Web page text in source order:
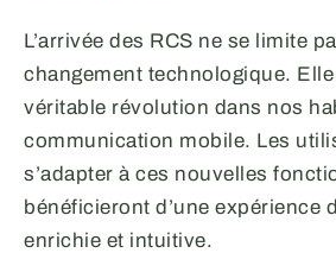
L’arrivée des RCS ne se limite
changement technologique.
véritable révolution dans nos
communication mobile. Les
s’adapter à ces nouvelles
bénéficieront d’une expérience
enrichie et intuitive.